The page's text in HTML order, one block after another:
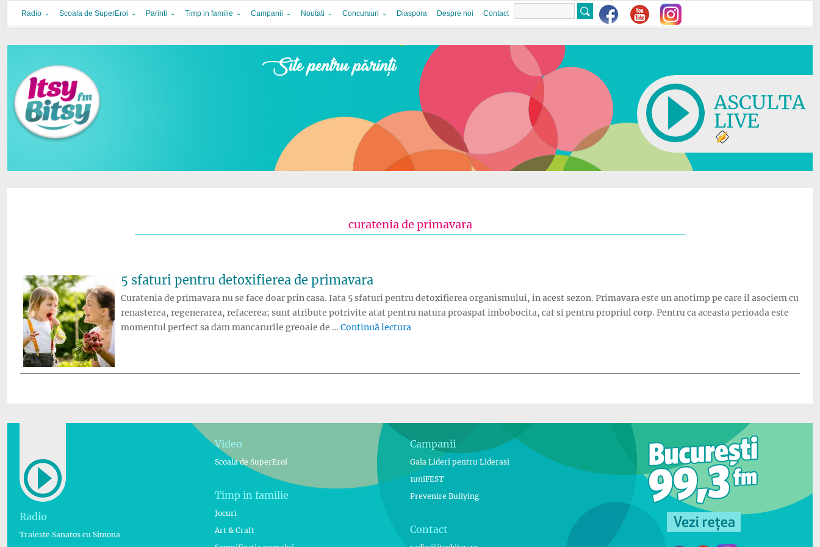
Itsy Bitsy
bucurie in familie
Radio Scoala de SuperEroi Parinti Timp in familie Campanii Noutati Concursuri Diaspora Despre noi Contact
ASCULTA
LIVE
curatenia de primavara
5 sfaturi pentru detoxifierea de primavara
Curatenia de primavara nu se face doar prin casa. Iata 5 sfaturi pentru detoxifierea organismului, in acest sezon. Primavara este un anotimp pe care il asociem cu
renasterea, regenerarea, refacerea; sunt atribute potrivite atat pentru natura proaspat imbobocita, cat si pentru propriul corp. Pentru ca aceasta perioada este
momentul perfect sa dam mancarurile greoaie de … Continuă lectura
Radio
Traieste Sanatos cu Simona
Video
Scoala de SuperEroi
Timp in familie
Jocuri
Art & Craft
Campanii
Gala Lideri pentru Liderasi
1uniFEST
Prevenire Bullying
Contact